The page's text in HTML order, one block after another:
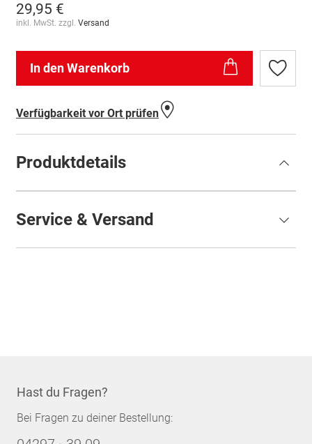
29,95 €
inkl. MwSt. zzgl. Versand
In den Warenkorb
Zur
Verfügbarkeit vor Ort prüfen
Produktdetails
Service & Versand
Hast du Fragen?
Bei Fragen zu deiner Bestellung: